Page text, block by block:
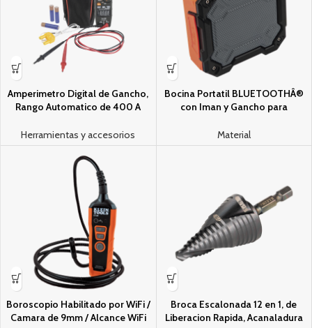
Amperi­metro Digital de Gancho,
Rango Automatico de 400 A
DIRECTA)
Herramientas y accesorios
Bocina Portatil BLUETOOTHÂ®
con Iman y Gancho para
Libres con Microfono
Incorporado.
Material
Boroscopio Habilitado por WiFi /
Camara de 9mm / Alcance WiFi
Broca Escalonada 12 en 1, de
Liberacion Rapida, Acanaladura